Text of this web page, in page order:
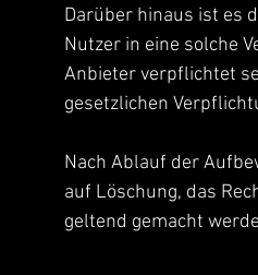
Darüber hinaus ist es
Nutzer in eine solche
Anbieter verpflichtet
gesetzlichen
Nach Ablauf der
auf Löschung, das
geltend gemacht